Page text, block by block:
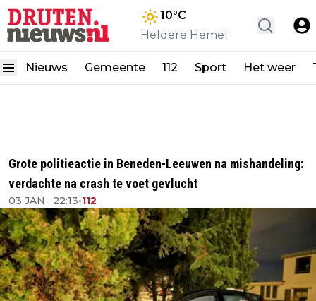
10°C
Heldere Hemel
Nieuws Gemeente 112 Sport Het weer
Grote politieactie in Beneden-Leeuwen na mishandeling:
verdachte na crash te voet gevlucht
03 JAN , 22:13•112